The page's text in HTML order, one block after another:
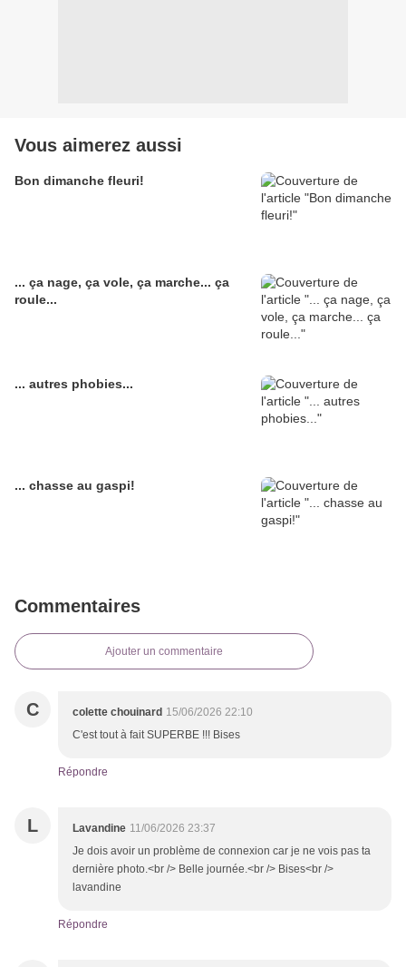
Vous aimerez aussi
Bon dimanche fleuri!
... ça nage, ça vole, ça marche... ça
roule...
... autres phobies...
... chasse au gaspi!
Commentaires
Ajouter un commentaire
C colette chouinard 15/06/2026 22:10
C'est tout à fait SUPERBE !!! Bises
Répondre
L Lavandine 11/06/2026 23:37
Je dois avoir un problème de connexion car je ne vois pas ta
dernière photo.<br /> Belle journée.<br /> Bises<br />
lavandine
Répondre